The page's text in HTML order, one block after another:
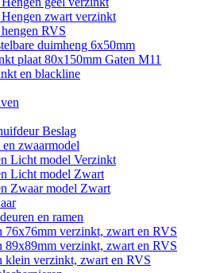
Hengen zwart verzinkt
RVS
duimheng 6x50mm
plaat 80x150mm Gaten M11
en blackline
Beslag
zwaarmodel
Licht model Verzinkt
Licht model Zwart
Zwaar model Zwart
en ramen
76x76mm verzinkt, zwart en RVS
89x89mm verzinkt, zwart en RVS
klein verzinkt, zwart en RVS